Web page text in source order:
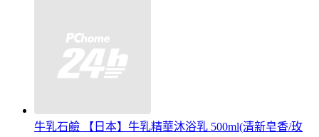
牛乳石鹼 【日本】牛乳精華沐浴乳 500ml(清新皂香/玫